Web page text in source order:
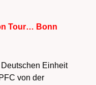
Tour… Bonn
Einheit
von der